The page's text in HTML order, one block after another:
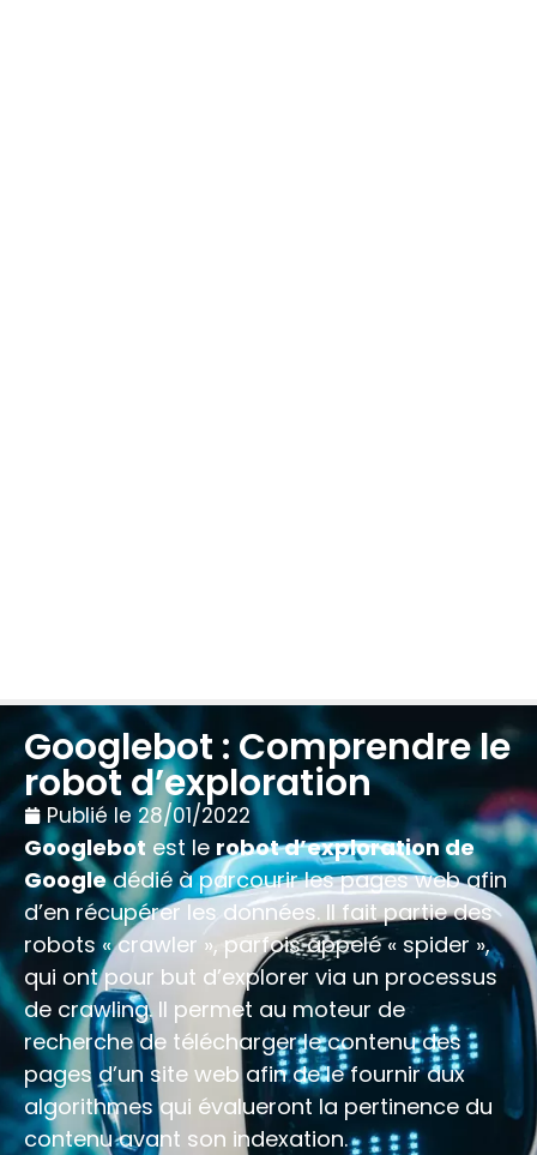
Googlebot : Comprendre le
robot d’exploration
Publié le28/01/2022
Googlebot est le robot d’exploration de
Googledédié à parcourir les pages web afin
d’en récupérer les données. Il fait partie des
robots « crawler », parfois appelé « spider »,
qui ont pour but d’explorer via un processus
de crawling. Il permet au moteur de
recherche de télécharger le contenu des
pages d’un site web afin de le fournir aux
algorithmes qui évalueront la pertinence du
contenu avant son indexation.